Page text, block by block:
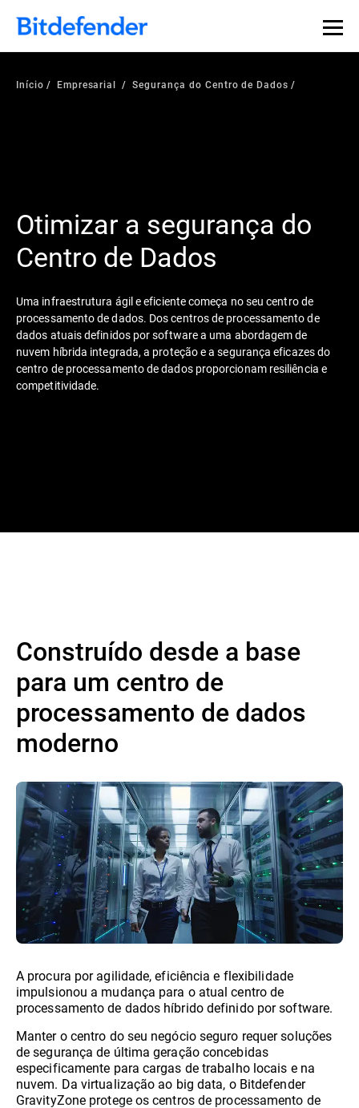
Início Empresarial Segurança do Centro de Dados
Otimizar a segurança do
Centro de Dados
Uma infraestrutura ágil e eficiente começa no seu centro de
processamento de dados. Dos centros de processamento de
dados atuais definidos por software a uma abordagem de
nuvem híbrida integrada, a proteção e a segurança eficazes do
centro de processamento de dados proporcionam resiliência e
competitividade.
Construído desde a base
para um centro de
processamento de dados
moderno
A procura por agilidade, eficiência e flexibilidade
impulsionou a mudança para o atual centro de
processamento de dados híbrido definido por software.
Manter o centro do seu negócio seguro requer soluções
de segurança de última geração concebidas
especificamente para cargas de trabalho locais e na
nuvem. Da virtualização ao big data, o Bitdefender
GravityZone protege os centros de processamento de